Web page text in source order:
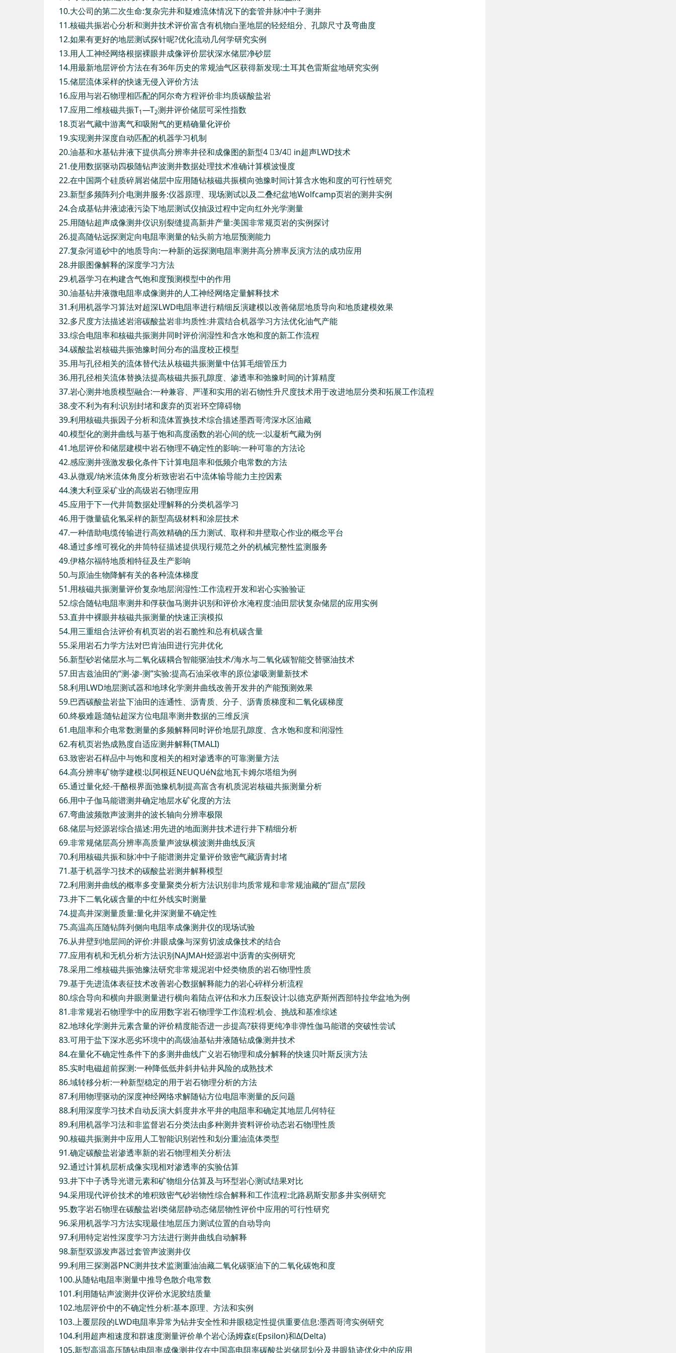
10.大公司的第二次生命:复杂完井和疑难流体情况下的套管井脉冲中子测井
11.核磁共振岩心分析和测井技术评价富含有机物白垩地层的轻烃组分、孔隙尺寸及弯曲度
12.如果有更好的地层测试探针呢?优化流动几何学研究实例
13.用人工神经网络根据裸眼井成像评价层状深水储层净砂层
14.用最新地层评价方法在有36年历史的常规油气区获得新发现:土耳其色雷斯盆地研究实例
15.储层流体采样的快速无侵入评价方法
16.应用与岩石物理相匹配的阿尔奇方程评价非均质碳酸盐岩
17.应用二维核磁共振T1—T2测井评价储层可采性指数
18.页岩气藏中游离气和吸附气的更精确量化评价
19.实现测井深度自动匹配的机器学习机制
20.油基和水基钻井液下提供高分辨率井径和成像图的新型4 3/4 in超声LWD技术
21.使用数据驱动四极随钻声波测井数据处理技术准确计算横波慢度
22.在中国两个硅质碎屑岩储层中应用随钻核磁共振横向弛豫时间计算含水饱和度的可行性研究
23.新型多频阵列介电测井服务:仪器原理、现场测试以及二叠纪盆地Wolfcamp页岩的测井实例
24.合成基钻井液滤液污染下地层测试仪抽汲过程中定向红外光学测量
25.用随钻超声成像测井仪识别裂缝提高新井产量:美国非常规页岩的实例探讨
26.提高随钻远探测定向电阻率测量的钻头前方地层预测能力
27.复杂河道砂中的地质导向:一种新的远探测电阻率测井高分辨率反演方法的成功应用
28.井眼图像解释的深度学习方法
29.机器学习在构建含气饱和度预测模型中的作用
30.油基钻井液微电阻率成像测井的人工神经网络定量解释技术
31.利用机器学习算法对超深LWD电阻率进行精细反演建模以改善储层地质导向和地质建模效果
32.多尺度方法描述岩溶碳酸盐岩非均质性:井震结合机器学习方法优化油气产能
33.综合电阻率和核磁共振测井同时评价润湿性和含水饱和度的新工作流程
34.碳酸盐岩核磁共振弛豫时间分布的温度校正模型
35.用与孔径相关的流体替代法从核磁共振测量中估算毛细管压力
36.用孔径相关流体替换法提高核磁共振孔隙度、渗透率和弛豫时间的计算精度
37.岩心测井地质模型融合:一种兼容、严谨和实用的岩石物性升尺度技术用于改进地层分类和拓展工作流程
38.变不利为有利:识别封堵和废弃的页岩环空障碍物
39.利用核磁共振因子分析和流体置换技术综合描述墨西哥湾深水区油藏
40.模型化的测井曲线与基于饱和高度函数的岩心间的统一:以凝析气藏为例
41.地层评价和储层建模中岩石物理不确定性的影响:一种可靠的方法论
42.感应测井强激发极化条件下计算电阻率和低频介电常数的方法
43.从微观/纳米流体角度分析致密岩石中流体输导能力主控因素
44.澳大利亚采矿业的高级岩石物理应用
45.应用于下一代井筒数据处理解释的分类机器学习
46.用于微量硫化氢采样的新型高级材料和涂层技术
47.一种借助电缆传输进行高效精确的压力测试、取样和井壁取心作业的概念平台
48.通过多维可视化的井筒特征描述提供现行规范之外的机械完整性监测服务
49.伊格尔福特地质相特征及生产影响
50.与原油生物降解有关的各种流体梯度
51.用核磁共振测量评价复杂地层润湿性:工作流程开发和岩心实验验证
52.综合随钻电阻率测井和俘获伽马测井识别和评价水淹程度:油田层状复杂储层的应用实例
53.直井中裸眼井核磁共振测量的快速正演模拟
54.用三重组合法评价有机页岩的岩石脆性和总有机碳含量
55.采用岩石力学方法对巴肯油田进行完井优化
56.新型砂岩储层水与二氧化碳耦合智能驱油技术/海水与二氧化碳智能交替驱油技术
57.田吉兹油田的“测-渗-测”实验:提高石油采收率的原位渗吸测量新技术
58.利用LWD地层测试器和地球化学测井曲线改善开发井的产能预测效果
59.巴西碳酸盐岩盐下油田的连通性、沥青质、分子、沥青质梯度和二氧化碳梯度
60.终极难题:随钻超深方位电阻率测井数据的三维反演
61.电阻率和介电常数测量的多频解释同时评价地层孔隙度、含水饱和度和润湿性
62.有机页岩热成熟度自适应测井解释(TMALI)
63.致密岩石样品中与饱和度相关的相对渗透率的可靠测量方法
64.高分辨率矿物学建模:以阿根廷NEUQUéN盆地瓦卡姆尔塔组为例
65.通过量化烃-干酪根界面弛豫机制提高富含有机质泥岩核磁共振测量分析
66.用中子伽马能谱测井确定地层水矿化度的方法
67.弯曲波频散声波测井的波长轴向分辨率极限
68.储层与烃源岩综合描述:用先进的地面测井技术进行井下精细分析
69.非常规储层高分辨率高质量声波纵横波测井曲线反演
70.利用核磁共振和脉冲中子能谱测井定量评价致密气藏沥青封堵
71.基于机器学习技术的碳酸盐岩测井解释模型
72.利用测井曲线的概率多变量聚类分析方法识别非均质常规和非常规油藏的“甜点”层段
73.井下二氧化碳含量的中红外线实时测量
74.提高井深测量质量:量化井深测量不确定性
75.高温高压随钻阵列侧向电阻率成像测井仪的现场试验
76.从井壁到地层间的评价:井眼成像与深剪切波成像技术的结合
77.应用有机和无机分析方法识别NAJMAH烃源岩中沥青的实例研究
78.采用二维核磁共振弛豫法研究非常规泥岩中烃类物质的岩石物理性质
79.基于先进流体表征技术改善岩心数据解释能力的岩心碎样分析流程
80.综合导向和横向井眼测量进行横向着陆点评估和水力压裂设计:以德克萨斯州西部特拉华盆地为例
81.非常规岩石物理学中的应用数字岩石物理学工作流程:机会、挑战和基准综述
82.地球化学测井元素含量的评价精度能否进一步提高?获得更纯净非弹性伽马能谱的突破性尝试
83.可用于盐下深水恶劣环境中的高级油基钻井液随钻成像测井技术
84.在量化不确定性条件下的多测井曲线广义岩石物理和成分解释的快速贝叶斯反演方法
85.实时电磁超前探测:一种降低低井斜井钻井风险的成熟技术
86.域转移分析:一种新型稳定的用于岩石物理分析的方法
87.利用物理驱动的深度神经网络求解随钻方位电阻率测量的反问题
88.利用深度学习技术自动反演大斜度井水平井的电阻率和确定其地层几何特征
89.利用机器学习法和非监督岩石分类法由多种测井资料评价动态岩石物理性质
90.核磁共振测井中应用人工智能识别岩性和划分重油流体类型
91.确定碳酸盐岩渗透率新的岩石物理相关分析法
92.通过计算机层析成像实现相对渗透率的实验估算
93.井下中子诱导光谱元素和矿物组分估算及与环型岩心测试结果对比
94.采用现代评价技术的堆积致密气砂岩物性综合解释和工作流程:北路易斯安那多井实例研究
95.数字岩石物理在碳酸盐岩Ⅰ类储层静动态储层物性评价中应用的可行性研究
96.采用机器学习方法实现最佳地层压力测试位置的自动导向
97.利用特定岩性深度学习方法进行测井曲线自动解释
98.新型双源发声器过套管声波测井仪
99.利用三探测器PNC测井技术监测重油油藏二氧化碳驱油下的二氧化碳饱和度
100.从随钻电阻率测量中推导色散介电常数
101.利用随钻声波测井仪评价水泥胶结质量
102.地层评价中的不确定性分析:基本原理、方法和实例
103.上覆层段的LWD电阻率异常为钻井安全性和井眼稳定性提供重要信息:墨西哥湾实例研究
104.利用超声相速度和群速度测量评价单个岩心汤姆森ε(Epsilon)和Δ(Delta)
105.新型高温高压随钻电阻率成像测井仪在中国高电阻率碳酸盐岩储层划分及井眼轨迹优化中的应用